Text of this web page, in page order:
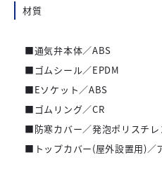
材質
■通気弁本体／ABS
■ゴムシール／EPDM
■Eソケット／ABS
■ゴムリング／CR
■防寒カバー／発泡ポリスチレ
■トップカバー(屋外設置用)／